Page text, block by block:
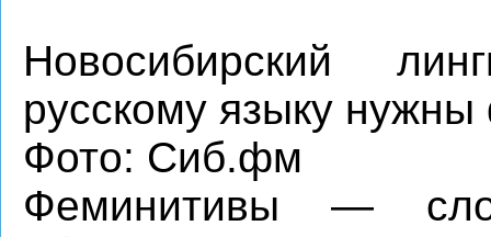
Новосибирский
русскому языку
Фото: Сиб.фм
Феминитивы —